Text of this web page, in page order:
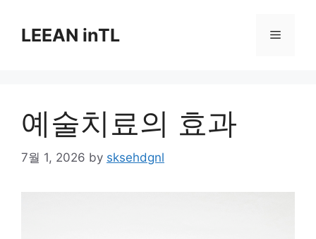
contentLEEAN inTL Menu
예술치료의 효과
7월 1, 2026 by sksehdgnl